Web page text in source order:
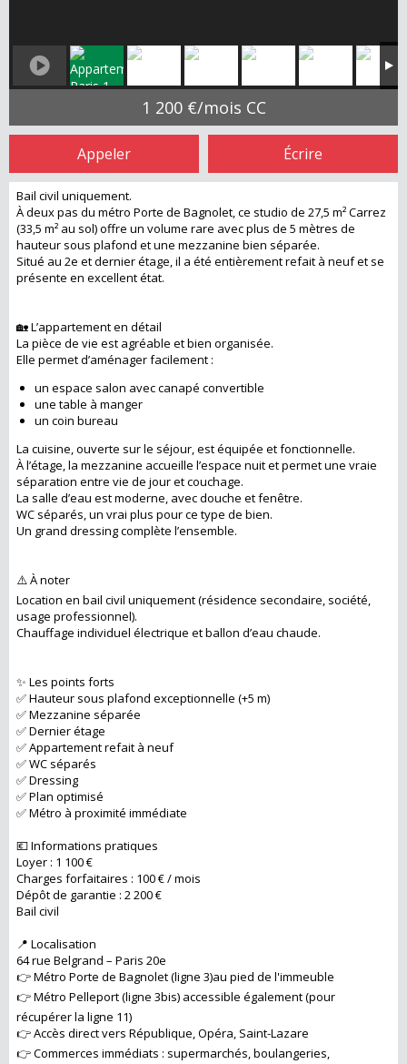
1 200 €/mois CC
Appeler Écrire
Bail civil uniquement.
À deux pas du métro Porte de Bagnolet, ce studio de 27,5 m² Carrez
(33,5 m² au sol) offre un volume rare avec plus de 5 mètres de
hauteur sous plafond et une mezzanine bien séparée.
Situé au 2e et dernier étage, il a été entièrement refait à neuf et se
présente en excellent état.
🏡 L’appartement en détail
La pièce de vie est agréable et bien organisée.
Elle permet d’aménager facilement :
un espace salon avec canapé convertible
une table à manger
un coin bureau
La cuisine, ouverte sur le séjour, est équipée et fonctionnelle.
À l’étage, la mezzanine accueille l’espace nuit et permet une vraie
séparation entre vie de jour et couchage.
La salle d’eau est moderne, avec douche et fenêtre.
WC séparés, un vrai plus pour ce type de bien.
Un grand dressing complète l’ensemble.
⚠️ À noter
Location en bail civil uniquement (résidence secondaire, société,
usage professionnel).
Chauffage individuel électrique et ballon d’eau chaude.
✨ Les points forts
✅ Hauteur sous plafond exceptionnelle (+5 m)
✅ Mezzanine séparée
✅ Dernier étage
✅ Appartement refait à neuf
✅ WC séparés
✅ Dressing
✅ Plan optimisé
✅ Métro à proximité immédiate
💶 Informations pratiques
Loyer : 1 100 €
Charges forfaitaires : 100 € / mois
Dépôt de garantie : 2 200 €
Bail civil
📍 Localisation
64 rue Belgrand – Paris 20e
👉 Métro Porte de Bagnolet (ligne 3)au pied de l'immeuble
👉 Métro Pelleport (ligne 3bis) accessible également (pour
récupérer la ligne 11)
👉 Accès direct vers République, Opéra, Saint-Lazare
👉 Commerces immédiats : supermarchés, boulangeries,